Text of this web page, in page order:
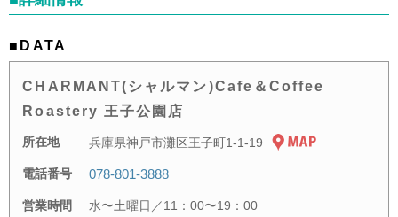
■DATA
CHARMANT(シャルマン)Cafe＆Coffee
Roastery 王子公園店
所在地 兵庫県神戸市灘区王子町1-1-19
電話番号 078-801-3888
営業時間
水〜土曜日／11：00〜19：00